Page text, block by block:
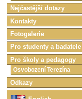
Nejčastější dotazy
Kontakty
Fotogalerie
Pro studenty a badatele
Pro školy a pedagogy
Osvobození Terezína
Odkazy